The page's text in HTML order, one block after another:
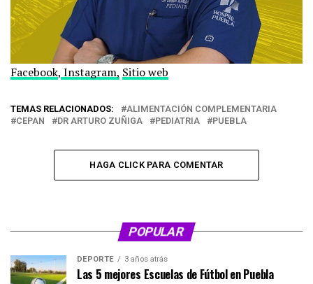
Facebook, Instagram, Sitio web
TEMAS RELACIONADOS:
ALIMENTACIÓN COMPLEMENTARIA
CEPAN
DR ARTURO ZUÑIGA PEDIATRIA PUEBLA
HAGA CLICK PARA COMENTAR
POPULAR
DEPORTE 3 años atrás
Las 5 mejores Escuelas de Fútbol en Puebla